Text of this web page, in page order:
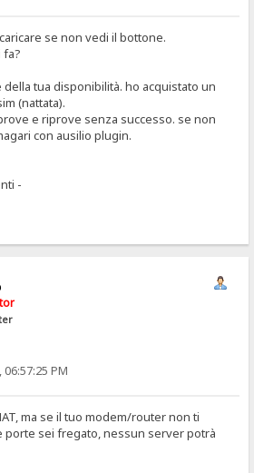
se non vedi il bottone.
fa?
tua disponibilità. ho acquistato un
(nattata).
e riprove senza successo. se non
con ausilio plugin.
-
06:57:25 PM
ma se il tuo modem/router non ti
sei fregato, nessun server potrà